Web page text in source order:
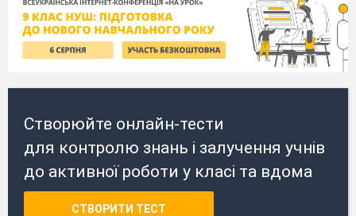
Створюйте онлайн-тести
для контролю знань і залучення учнів
до активної роботи у класі та вдома
СТВОРИТИ ТЕСТ